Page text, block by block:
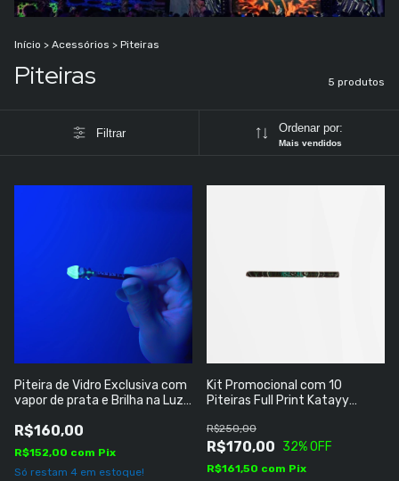
Início > Acessórios > Piteiras
Piteiras 5 produtos
Filtrar Ordenar por:
Mais vendidos
Piteira de Vidro Exclusiva com
vapor de prata e Brilha na Luz
R$160,00
R$152,00 com Pix
Só restam 4 em estoque!
Kit Promocional com 10
Piteiras Full Print Katayy
R$170,00
R$250,00
32% OFF
R$161,50 com Pix